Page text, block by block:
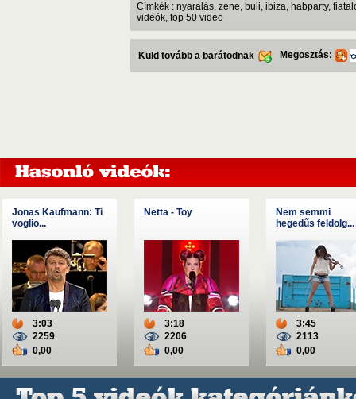
Címkék : nyaralás, zene, buli, ibiza, habparty,
videók, top 50 video
Küld tovább a barátodnak Megosztás:
Jonas Kaufmann: Ti
voglio...
3:03
2259
0,00
Netta - Toy
3:18
2206
0,00
Nem semmi
hegedűs feldolg...
3:45
2113
0,00